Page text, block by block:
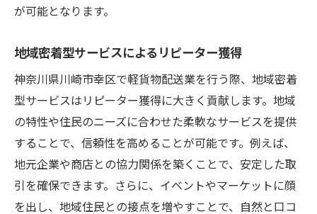
が可能となります。
地域密着型サービスによるリピーター獲得
神奈川県川崎市幸区で軽貨物配送業を行う際、地域密着
型サービスはリピーター獲得に大きく貢献します。地域
の特性や住民のニーズに合わせた柔軟なサービスを提供
することで、信頼性を高めることが可能です。例えば、
地元企業や商店との協力関係を築くことで、安定した取
引を確保できます。さらに、イベントやマーケットに顔
を出し、地域住民との接点を増やすことで、自然と口コ